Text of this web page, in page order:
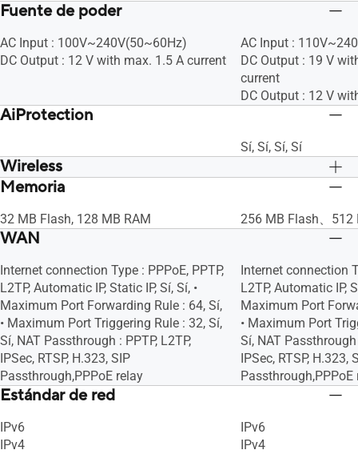
Fuente de poder
AC Input : 100V~240V(50~60Hz)
DC Output : 12 V with max. 1.5 A current
AC Input :
DC Output : 19 V
current
DC Output : 12 V
AiProtection
Sí, Sí, Sí, Sí
Wireless
Sí, Sí, • Maximum MAC Filters : 64, Sí, Sí,
Sí, Sí, • Maximum
Memoria
32 MB Flash, 128 MB RAM 256 MB Flash、512
WAN
Internet connection Type : PPPoE, PPTP,
L2TP, Automatic IP, Static IP, Sí, Sí, •
Maximum Port Forwarding Rule : 64, Sí,
• Maximum Port Triggering Rule : 32, Sí,
Sí, NAT Passthrough : PPTP, L2TP,
IPSec, RTSP, H.323, SIP
Passthrough,PPPoE relay
Internet connection
L2TP, Automatic IP,
Maximum Port
• Maximum Port
Sí, NAT Passthrough
IPSec, RTSP, H.323,
Passthrough,PPPoE
Estándar de red
IPv6
IPv4
IPv6
IPv4